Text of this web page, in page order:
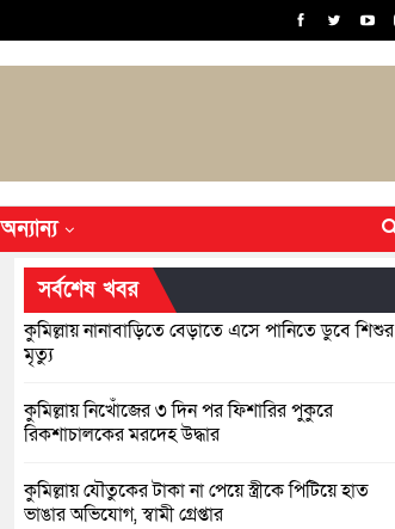
অন্যান্য
সর্বশেষ খবর
কুমিল্লায় নানাবাড়িতে বেড়াতে এসে পানিতে ডুবে শিশুর
মৃত্যু
কুমিল্লায় নিখোঁজের ৩ দিন পর ফিশারির পুকুরে
রিকশাচালকের মরদেহ উদ্ধার
কুমিল্লায় যৌতুকের টাকা না পেয়ে স্ত্রীকে পিটিয়ে হাত
ভাঙার অভিযোগ, স্বামী গ্রেপ্তার